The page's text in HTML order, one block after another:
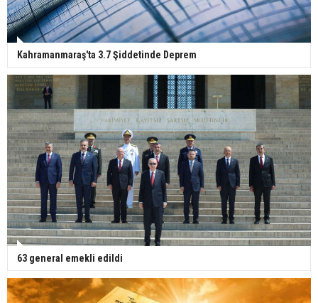
Kahramanmaraş'ta 3.7 Şiddetinde Deprem
63 general emekli edildi